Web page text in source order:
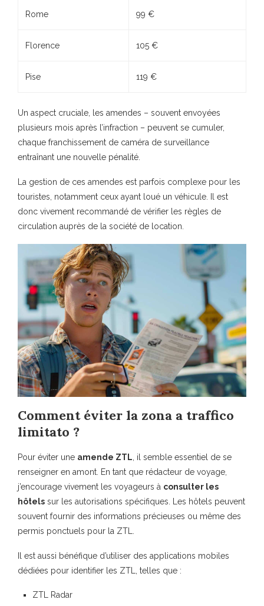
Rome 99 €
Florence 105 €
Pise 119 €
Un aspect cruciale, les amendes – souvent envoyées
plusieurs mois après l’infraction – peuvent se cumuler,
chaque franchissement de caméra de surveillance
entraînant une nouvelle pénalité.
La gestion de ces amendes est parfois complexe pour les
touristes, notamment ceux ayant loué un véhicule. Il est
donc vivement recommandé de vérifier les règles de
circulation auprès de la société de location.
Comment éviter la zona a traffico
limitato ?
Pour éviter une amende ZTL , il semble essentiel de se
renseigner en amont. En tant que rédacteur de voyage,
j’encourage vivement les voyageurs à consulter les
hôtels sur les autorisations spécifiques. Les hôtels peuvent
souvent fournir des informations précieuses ou même des
permis ponctuels pour la ZTL.
Il est aussi bénéfique d’utiliser des applications mobiles
dédiées pour identifier les ZTL, telles que :
ZTL Radar